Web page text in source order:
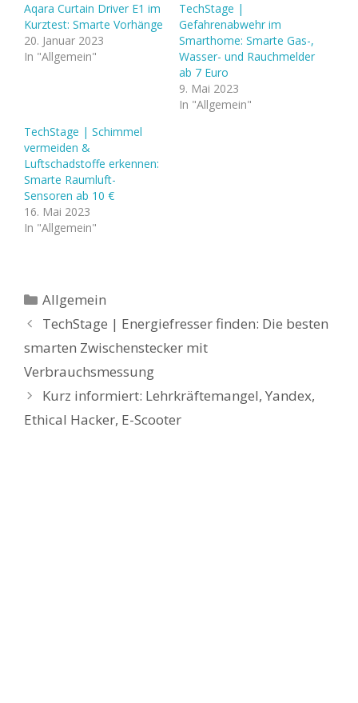
Aqara Curtain Driver E1 im
Kurztest: Smarte Vorhänge
20. Januar 2023
In "Allgemein"
TechStage |
Gefahrenabwehr im
Smarthome: Smarte Gas-,
Wasser- und Rauchmelder
ab 7 Euro
9. Mai 2023
In "Allgemein"
TechStage | Schimmel
vermeiden &
Luftschadstoffe erkennen:
Smarte Raumluft-
Sensoren ab 10 €
16. Mai 2023
In "Allgemein"
Kategorien
Allgemein
TechStage | Energiefresser finden: Die besten
smarten Zwischenstecker mit
Verbrauchsmessung
Kurz informiert: Lehrkräftemangel, Yandex,
Ethical Hacker, E-Scooter